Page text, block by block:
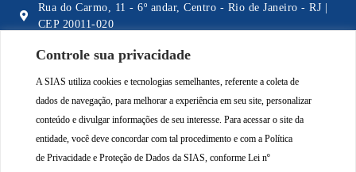
Controle sua privacidade
A SIAS utiliza cookies e tecnologias semelhantes, referente a coleta de
dados de navegação, para melhorar a experiência em seu site, personalizar
conteúdo e divulgar informações de seu interesse. Para acessar o site da
entidade, você deve concordar com tal procedimento e com a Política
de Privacidade e Proteção de Dados da SIAS, conforme Lei nº
Rua do Carmo, 11 - 6º andar, Centro - Rio de Janeiro - RJ |
CEP 20011-020
Acompanhe a SIAS nas Redes Sociais